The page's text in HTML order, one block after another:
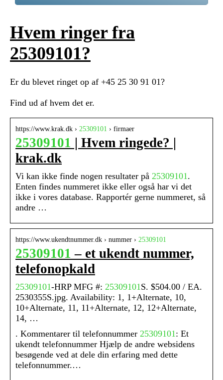
Hvem ringer fra
25309101?
Er du blevet ringet op af +45 25 30 91 01?
Find ud af hvem det er.
https://www.krak.dk › 25309101 › firmaer
25309101 | Hvem ringede? |
krak.dk
Vi kan ikke finde nogen resultater på 25309101.
Enten findes nummeret ikke eller også har vi det
ikke i vores database. Rapportér gerne nummeret, så
andre …
https://www.ukendtnummer.dk › nummer › 25309101
25309101 – et ukendt nummer,
telefonopkald
25309101-HRP MFG #: 25309101S. $504.00 / EA.
2530355S.jpg. Availability: 1, 1+Alternate, 10,
10+Alternate, 11, 11+Alternate, 12, 12+Alternate,
14, …
. Kommentarer til telefonnummer 25309101: Et
ukendt telefonnummer Hjælp de andre websidens
besøgende ved at dele din erfaring med dette
telefonnummer.…